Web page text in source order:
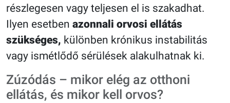
részlegesen vagy teljesen el is szakadhat.
Ilyen esetben azonnali orvosi ellátás
szükséges, különben krónikus instabilitás
vagy ismétlődő sérülések alakulhatnak ki.
Zúzódás – mikor elég az otthoni
ellátás, és mikor kell orvos?